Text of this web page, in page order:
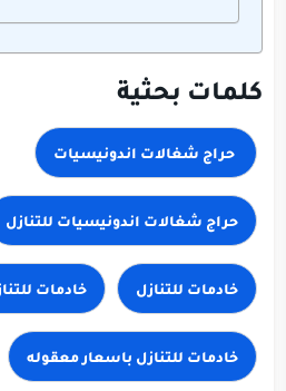
كلمات بحثية
خادمات للتنازل خادمات
خادمات للتنازل باسعار معقوله